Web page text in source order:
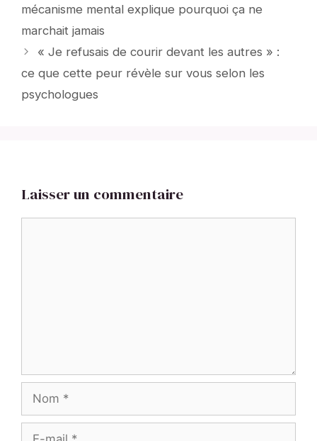
mécanisme mental explique pourquoi ça ne
marchait jamais
« Je refusais de courir devant les autres » :
ce que cette peur révèle sur vous selon les
psychologues
Laisser un commentaire
Nom